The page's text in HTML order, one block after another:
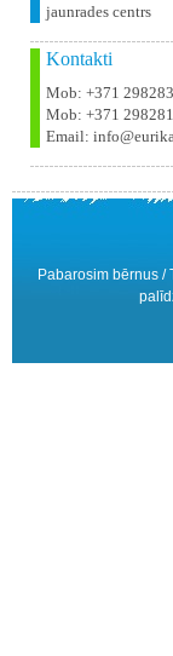
jaunrades centrs
Kontakti
Mob: +371
Mob: +371
Email:
Pabarosim bērnus